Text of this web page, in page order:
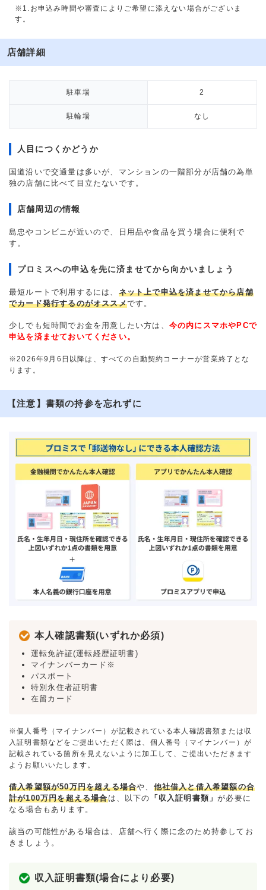
※1.お申込み時間や審査によりご希望に添えない場合がございま
す。
店舗詳細
駐車場 2
駐輪場 なし
人目につくかどうか
国道沿いで交通量は多いが、マンションの一階部分が店舗の為単
独の店舗に比べて目立たないです。
店舗周辺の情報
島忠やコンビニが近いので、日用品や食品を買う場合に便利で
す。
プロミスへの申込を先に済ませてから向かいましょう
最短ルートで利用するには、 ネット上で申込を済ませてから店舗
でカード発行するのがオススメです。
少しでも短時間でお金を用意したい方は、 今の内にスマホやPCで
申込を済ませておいてください。
※2026年9月6日以降は、すべての自動契約コーナーが営業終了とな
ります。
【注意】書類の持参を忘れずに
本人確認書類(いずれか必須)
運転免許証(運転経歴証明書)
マイナンバーカード※
パスポート
特別永住者証明書
在留カード
※個人番号（マイナンバー）が記載されている本人確認書類または収
入証明書類などをご提出いただく際は、個人番号（マイナンバー）が
記載されている箇所を見えないように加工して、ご提出いただきます
ようお願いいたします。
借入希望額が50万円を超える場合や、 他社借入と借入希望額の合
計が100万円を超える場合は、以下の 「収入証明書類」が必要に
なる場合もあります。
該当の可能性がある場合は、店舗へ行く際に念のため持参してお
きましょう。
収入証明書類(場合により必要)